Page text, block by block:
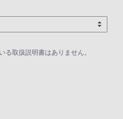
取扱説明書はありません。